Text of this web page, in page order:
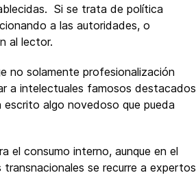
Si se trata de política
a las autoridades, o
al lector.
no solamente profesionalización
a intelectuales famosos destacados
algo novedoso que pueda
el consumo interno, aunque en el
se recurre a expertos